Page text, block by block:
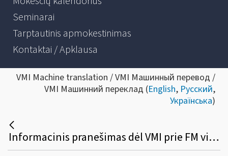
Seminarai
Tarptautinis apmokestinimas
Kontaktai / Apklausa
VMI Machine translation / VMI Машинный перевод /
VMI Машинний переклад (English, Русский,
Українська)
Informacinis pranešimas dėl VMI prie FM viršininko 2022 m. gruodžio 23 d. įsakymo Nr. VA-95 „Dėl Informacijos apie platformose vykdomas veiklas teikimo Valstybinei mokesčių inspekcijai taisyklių patvirtinimo“